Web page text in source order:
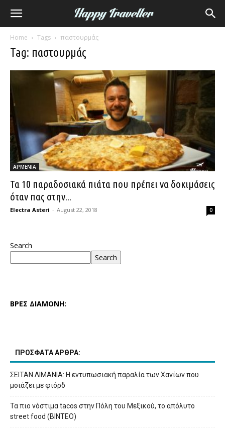
Home Tags παστουρμάς
Tag: παστουρμάς
ΑΡΜΕΝΙΑ
Τα 10 παραδοσιακά πιάτα που πρέπει να δοκιμάσεις
όταν πας στην...
Electra Asteri - August 22, 2018 0
Search
Search
ΒΡΕΣ ΔΙΑΜΟΝΗ:
ΠΡΟΣΦΑΤΑ ΑΡΘΡΑ:
ΣΕΙΤΑΝ ΛΙΜΑΝΙΑ: Η εντυπωσιακή παραλία των Χανίων που
μοιάζει με φιόρδ
Τα πιο νόστιμα tacos στην Πόλη του Μεξικού, το απόλυτο
street food (ΒΙΝΤΕΟ)